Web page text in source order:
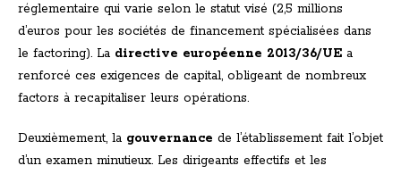
réglementaire qui varie selon le statut visé (2,5 millions
d’euros pour les sociétés de financement spécialisées dans
le factoring). La directive européenne 2013/36/UE a
renforcé ces exigences de capital, obligeant de nombreux
factors à recapitaliser leurs opérations.
Deuxièmement, la gouvernance de l’établissement fait l’objet
d’un examen minutieux. Les dirigeants effectifs et les